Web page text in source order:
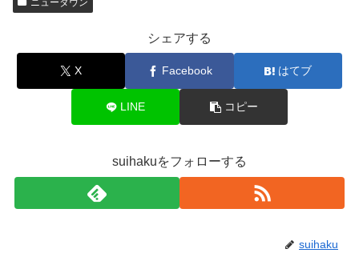
シェアする
X Facebook はてブ
LINE コピー
suihakuをフォローする
suihaku